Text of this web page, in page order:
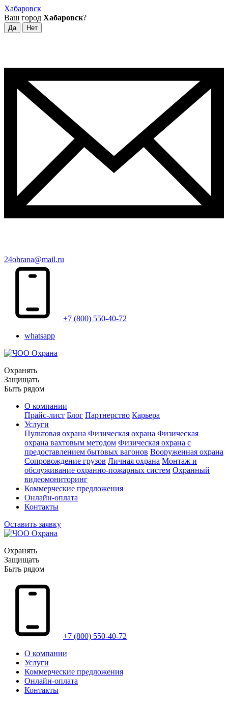
Хабаровск
Ваш город Хабаровск?
24ohrana@mail.ru
+7 (800) 550-40-72
whatsapp
Охранять
Защищать
Быть рядом
О компании
Прайс-лист Блог Партнерство Карьера
Услуги
Пультовая охрана Физическая охрана Физическая
охрана вахтовым методом Физическая охрана с
предоставлением бытовых вагонов Вооруженная охрана
Сопровождение грузов Личная охрана Монтаж и
обслуживание охранно-пожарных систем Охранный
видеомониторинг
Коммерческие предложения
Онлайн-оплата
Контакты
Оставить заявку
Охранять
Защищать
Быть рядом
+7 (800) 550-40-72
О компании
Услуги
Коммерческие предложения
Онлайн-оплата
Контакты